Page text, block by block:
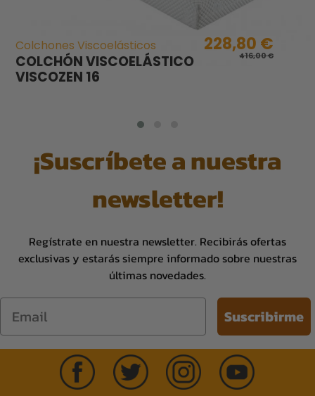
Colchones Viscoelásticos
COLCHÓN VISCOELÁSTICO
VISCOZEN 16
228,80 €
416,00 €
¡Suscríbete a nuestra
newsletter!
Regístrate en nuestra newsletter. Recibirás ofertas
exclusivas y estarás siempre informado sobre nuestras
últimas novedades.
Email Suscribirme